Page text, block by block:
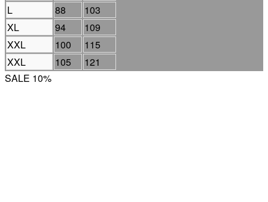
L
88
103
XL
94
109
XXL
100
115
XXL
105
121
SALE 10%